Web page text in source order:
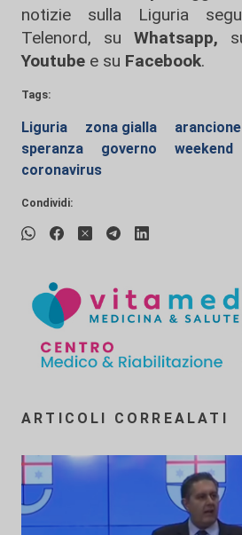
notizie sulla Liguria
Telenord, su
Whatsapp,
Youtube e su Facebook.
Tags:
Liguria zona gialla arancione
speranza
governo weekend
coronavirus
Condividi:
ARTICOLI CORREALATI